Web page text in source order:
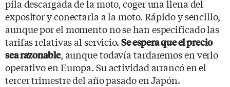
pila descargada de la moto, coger una llena del
expositor y conectarla a la moto. Rápido y sencillo,
aunque por el momento no se han especificado las
tarifas relativas al servicio. Se espera que el precio
sea razonable, aunque todavía tardaremos en verlo
operativo en Europa. Su actividad arrancó en el
tercer trimestre del año pasado en Japón.